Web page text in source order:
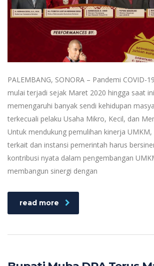
PALEMBANG, SONORA – Pandemi COVID-
mulai terjadi sejak Maret 2020 hingga saat
memengaruhi banyak sendi kehidupan
terkecuali pelaku Usaha Mikro, Kecil, dan
Untuk mendukung pemulihan kinerja
terkait dan instansi pemerintah harus
kontribusi nyata dalam pengembangan
membangun sinergi dengan
read more